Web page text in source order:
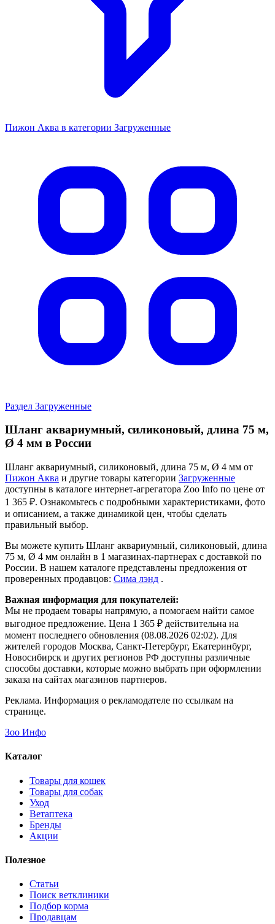
Пижон Аква в категории Загруженные
Раздел Загруженные
Шланг аквариумный, силиконовый, длина 75 м,
Ø 4 мм в России
Шланг аквариумный, силиконовый, длина 75 м, Ø 4 мм от
Пижон Аква и другие товары категории Загруженные
доступны в каталоге интернет-агрегатора Zoo Info по цене от
1 365 ₽. Ознакомьтесь с подробными характеристиками, фото
и описанием, а также динамикой цен, чтобы сделать
правильный выбор.
Вы можете купить Шланг аквариумный, силиконовый, длина
75 м, Ø 4 мм онлайн в 1 магазинах-партнерах с доставкой по
России. В нашем каталоге представлены предложения от
проверенных продавцов: Сима лэнд .
Важная информация для покупателей:
Мы не продаем товары напрямую, а помогаем найти самое
выгодное предложение. Цена 1 365 ₽ действительна на
момент последнего обновления (08.08.2026 02:02). Для
жителей городов Москва, Санкт-Петербург, Екатеринбург,
Новосибирск и других регионов РФ доступны различные
способы доставки, которые можно выбрать при оформлении
заказа на сайтах магазинов партнеров.
Реклама. Информация о рекламодателе по ссылкам на
странице.
Зоо Инфо
Каталог
Товары для кошек
Товары для собак
Уход
Ветаптека
Бренды
Акции
Полезное
Статьи
Поиск ветклиники
Подбор корма
Продавцам